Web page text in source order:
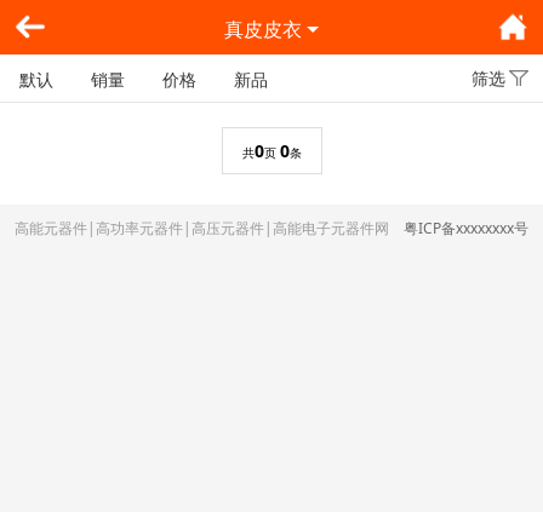
真皮皮衣
默认 销量 价格 新品 筛选
共0页 0条
高能元器件|高功率元器件|高压元器件|高能电子元器件网 粤ICP备xxxxxxxx号